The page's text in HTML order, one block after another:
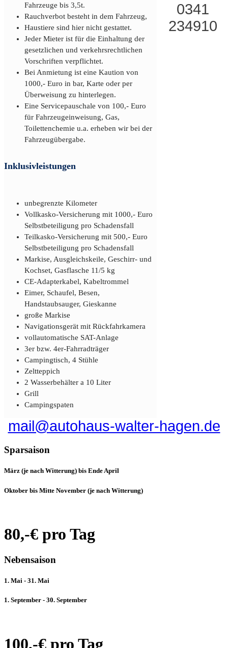
Fahrzeuge bis 3,5t.
Rauchverbot besteht in dem Fahrzeug,
Haustiere sind hier nicht gestattet.
Jeder Mieter ist für die Einhaltung der
gesetzlichen und verkehrsrechtlichen
Vorschriften verpflichtet.
Bei Anmietung ist eine Kaution von
1000,- Euro in bar, Karte oder per
Überweisung zu hinterlegen.
Eine Servicepauschale von 100,- Euro
für Fahrzeugeinweisung, Gas,
Toilettenchemie u.a. erheben wir bei der
Fahrzeugübergabe.
Inklusivleistungen
unbegrenzte Kilometer
Vollkasko-Versicherung mit 1000,- Euro
Selbstbeteiligung pro Schadensfall
Teilkasko-Versicherung mit 500,- Euro
Selbstbeteiligung pro Schadensfall
Markise, Ausgleichskeile, Geschirr- und
Kochset, Gasflasche 11/5 kg
CE-Adapterkabel, Kabeltrommel
Eimer, Schaufel, Besen,
Handstaubsauger, Gieskanne
große Markise
Navigationsgerät mit Rückfahrkamera
vollautomatische SAT-Anlage
3er bzw. 4er-Fahrradträger
Campingtisch, 4 Stühle
Zeltteppich
2 Wasserbehälter a 10 Liter
Grill
Campingspaten
0341
234910
mail@autohaus-walter-hagen.de
Sparsaison
März (je nach Witterung) bis Ende April
Oktober bis Mitte November (je nach Witterung)
80,-€ pro Tag
Nebensaison
1. Mai - 31. Mai
1. September - 30. September
100,-€ pro Tag